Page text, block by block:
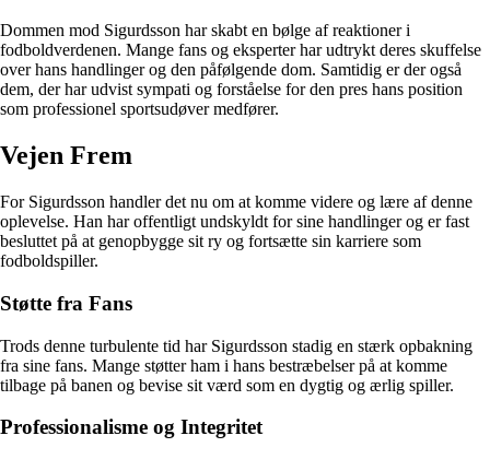
Dommen mod Sigurdsson har skabt en bølge af reaktioner i
fodboldverdenen. Mange fans og eksperter har udtrykt deres skuffelse
over hans handlinger og den påfølgende dom. Samtidig er der også
dem, der har udvist sympati og forståelse for den pres hans position
som professionel sportsudøver medfører.
Vejen Frem
For Sigurdsson handler det nu om at komme videre og lære af denne
oplevelse. Han har offentligt undskyldt for sine handlinger og er fast
besluttet på at genopbygge sit ry og fortsætte sin karriere som
fodboldspiller.
Støtte fra Fans
Trods denne turbulente tid har Sigurdsson stadig en stærk opbakning
fra sine fans. Mange støtter ham i hans bestræbelser på at komme
tilbage på banen og bevise sit værd som en dygtig og ærlig spiller.
Professionalisme og Integritet